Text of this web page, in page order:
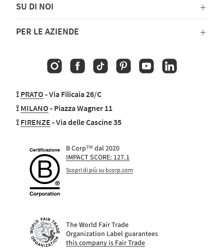
SU DI NOI
PER LE AZIENDE
InstagramFacebookTikTokPinterestYouTubeLinkedin
⟟ PRATO - Via Filicaia 26/C
⟟ MILANO - Piazza Wagner 11
⟟ FIRENZE - Via delle Cascine 35
B Corp™ dal 2020
IMPACT SCORE: 127.1
Scopri di più su bcorp.com
The World Fair Trade
Organization Label guarantees
this company is Fair Trade